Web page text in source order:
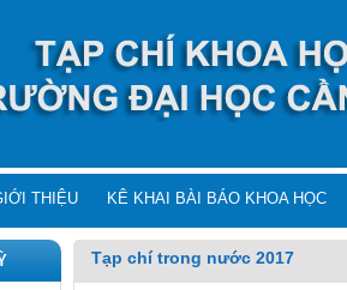
THIỆU KÊ KHAI BÀI BÁO KHOA HỌC
Tạp chí trong nước 2017